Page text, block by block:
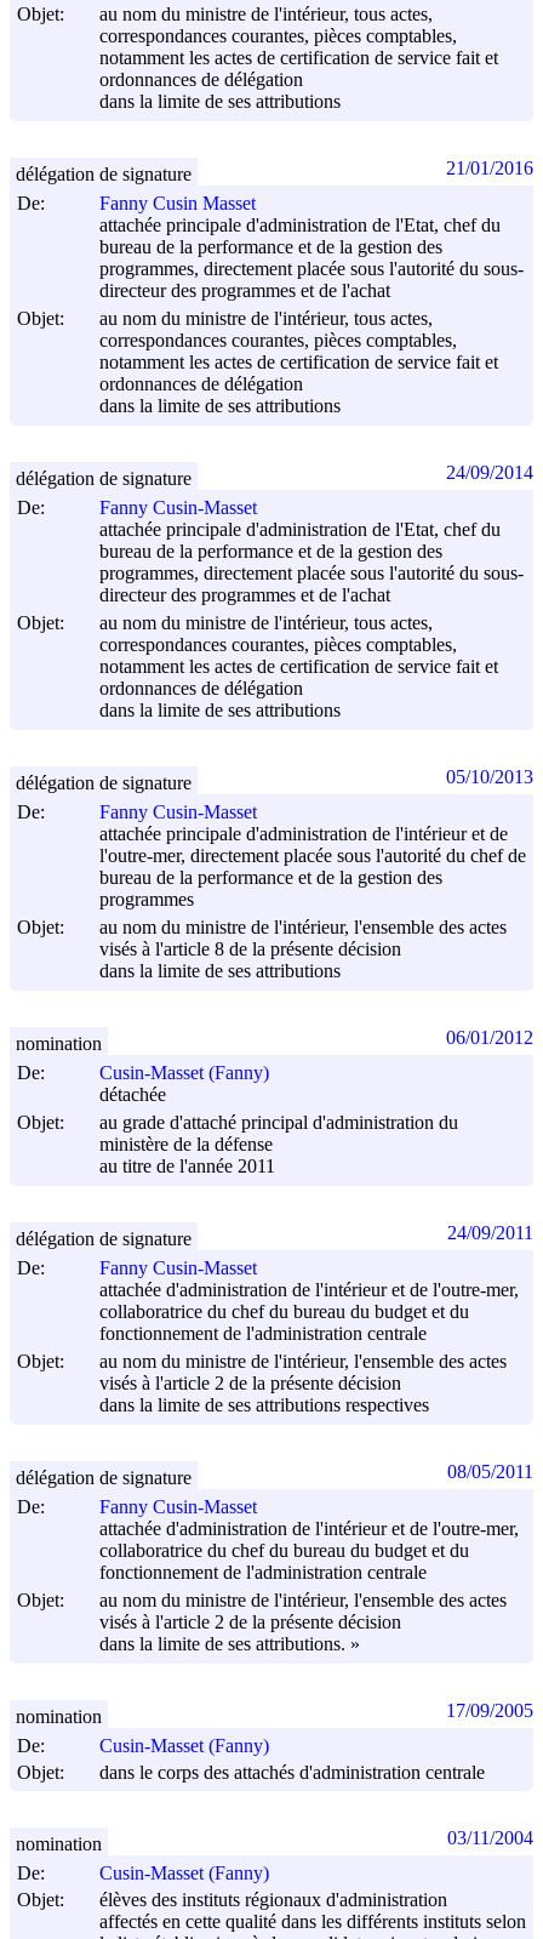
Objet:
au nom du ministre de l'intérieur, tous actes,
correspondances courantes, pièces comptables,
notamment les actes de certification de service fait et
ordonnances de délégation
dans la limite de ses attributions
De:
Fanny Cusin Masset
attachée principale d'administration de l'Etat, chef du
bureau de la performance et de la gestion des
programmes, directement placée sous l'autorité du sous-
directeur des programmes et de l'achat
Objet:
au nom du ministre de l'intérieur, tous actes,
correspondances courantes, pièces comptables,
notamment les actes de certification de service fait et
ordonnances de délégation
dans la limite de ses attributions
délégation de signature 21/01/2016
De:
Fanny Cusin-Masset
attachée principale d'administration de l'Etat, chef du
bureau de la performance et de la gestion des
programmes, directement placée sous l'autorité du sous-
directeur des programmes et de l'achat
Objet:
au nom du ministre de l'intérieur, tous actes,
correspondances courantes, pièces comptables,
notamment les actes de certification de service fait et
ordonnances de délégation
dans la limite de ses attributions
délégation de signature 24/09/2014
De:
Fanny Cusin-Masset
attachée principale d'administration de l'intérieur et de
l'outre-mer, directement placée sous l'autorité du chef de
bureau de la performance et de la gestion des
programmes
Objet:
au nom du ministre de l'intérieur, l'ensemble des actes
visés à l'article 8 de la présente décision
dans la limite de ses attributions
délégation de signature 05/10/2013
De:
Cusin-Masset (Fanny)
détachée
Objet:
au grade d'attaché principal d'administration du
ministère de la défense
au titre de l'année 2011
nomination 06/01/2012
De:
Fanny Cusin-Masset
attachée d'administration de l'intérieur et de l'outre-mer,
collaboratrice du chef du bureau du budget et du
fonctionnement de l'administration centrale
Objet:
au nom du ministre de l'intérieur, l'ensemble des actes
visés à l'article 2 de la présente décision
dans la limite de ses attributions respectives
délégation de signature 24/09/2011
De:
Fanny Cusin-Masset
attachée d'administration de l'intérieur et de l'outre-mer,
collaboratrice du chef du bureau du budget et du
fonctionnement de l'administration centrale
Objet:
au nom du ministre de l'intérieur, l'ensemble des actes
visés à l'article 2 de la présente décision
dans la limite de ses attributions. »
délégation de signature 08/05/2011
De:
Cusin-Masset (Fanny)
Objet:
dans le corps des attachés d'administration centrale
nomination 17/09/2005
De:
Cusin-Masset (Fanny)
Objet:
élèves des instituts régionaux d'administration
affectés en cette qualité dans les différents instituts selon
nomination 03/11/2004